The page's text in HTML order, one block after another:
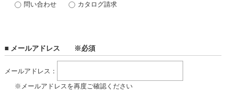
問い合わせ カタログ請求
■ メールアドレス ※必須
メールアドレス：
※メールアドレスを再度ご確認ください